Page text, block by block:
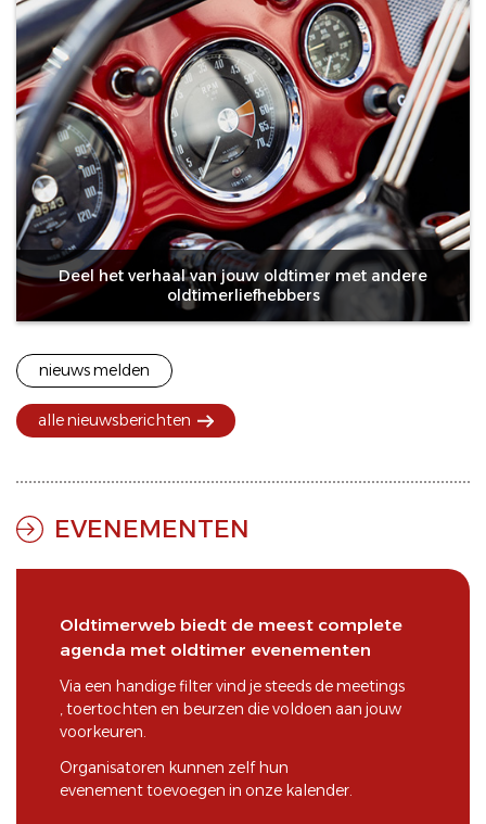
Deel het verhaal van jouw oldtimer met andere
oldtimerliefhebbers
nieuws melden
alle nieuwsberichten
EVENEMENTEN
Oldtimerweb biedt de meest complete
agenda met oldtimer evenementen
Via een handige filter vind je steeds demeetings
,toertochten en beurzen die voldoen aan jouw
voorkeuren.
Organisatoren kunnen zelf hun
evenement toevoegen in onze kalender.